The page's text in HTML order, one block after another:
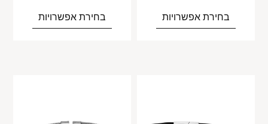
בחירת אפשרויות בחירת אפשרויות